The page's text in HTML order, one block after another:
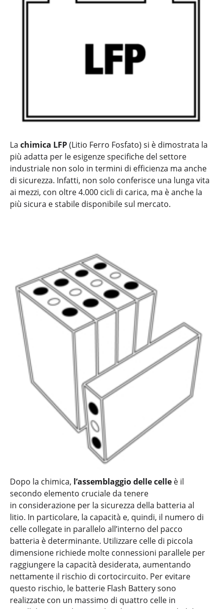
La chimica LFP(Litio Ferro Fosfato) si è dimostrata la
più adatta per le esigenze specifiche del settore
industriale non solo in termini di efficienza ma anche
di sicurezza. Infatti, non solo conferisce una lunga vita
ai mezzi, con oltre 4.000 cicli di carica, ma è anche la
più sicura e stabile disponibile sul mercato.
Dopo la chimica, l’assemblaggio delle celle è il
secondo elemento cruciale da tenere
in considerazione per la sicurezza della batteria al
litio. In particolare, la capacità e, quindi, il numero di
celle collegate in parallelo all’interno del pacco
batteria è determinante. Utilizzare celle di piccola
dimensione richiede molte connessioni parallele per
raggiungere la capacità desiderata, aumentando
nettamente il rischio di cortocircuito. Per evitare
questo rischio, le batterie Flash Battery sono
realizzate con un massimo di quattro celle in